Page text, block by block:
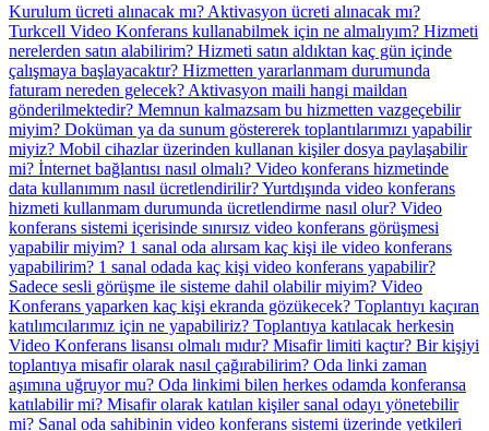
Kurulum ücreti alınacak mı? Aktivasyon ücreti alınacak mı?
Turkcell Video Konferans kullanabilmek için ne almalıyım? Hizmeti
nerelerden satın alabilirim? Hizmeti satın aldıktan kaç gün içinde
çalışmaya başlayacaktır? Hizmetten yararlanmam durumunda
faturam nereden gelecek? Aktivasyon maili hangi maildan
gönderilmektedir? Memnun kalmazsam bu hizmetten vazgeçebilir
miyim? Doküman ya da sunum göstererek toplantılarımızı yapabilir
miyiz? Mobil cihazlar üzerinden kullanan kişiler dosya paylaşabilir
mi? İnternet bağlantısı nasıl olmalı? Video konferans hizmetinde
data kullanımım nasıl ücretlendirilir?Yurtdışında video konferans
hizmeti kullanmam durumunda ücretlendirme nasıl olur? Video
konferans sistemi içerisinde sınırsız video konferans görüşmesi
yapabilir miyim? 1 sanal oda alırsam kaç kişi ile video konferans
yapabilirim? 1 sanal odada kaç kişi video konferans yapabilir?
Sadece sesli görüşme ile sisteme dahil olabilir miyim? Video
Konferans yaparken kaç kişi ekranda gözükecek? Toplantıyı kaçıran
katılımcılarımız için ne yapabiliriz? Toplantıya katılacak herkesin
Video Konferans lisansı olmalı mıdır? Misafir limiti kaçtır? Bir kişiyi
toplantıya misafir olarak nasıl çağırabilirim? Oda linki zaman
aşımına uğruyor mu? Oda linkimi bilen herkes odamda konferansa
katılabilir mi? Misafir olarak katılan kişiler sanal odayı yönetebilir
mi? Sanal oda sahibinin video konferans sistemi üzerinde yetkileri